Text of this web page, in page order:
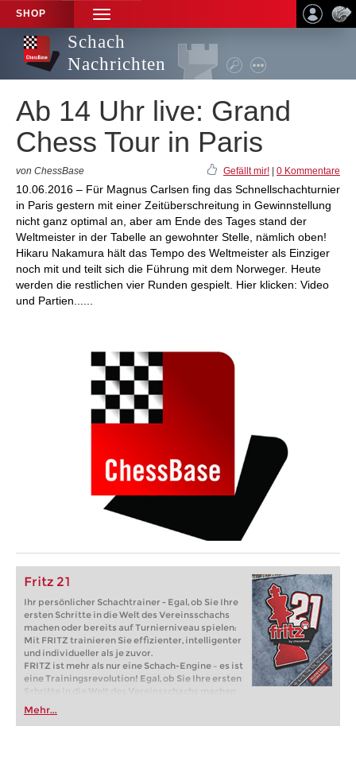
SHOP
TOGGLE
NAVIGATION
Schach
Nachrichten
Ab 14 Uhr live: Grand
Chess Tour in Paris
von ChessBase Gefällt mir! 0 Kommentare
10.06.2016 – Für Magnus Carlsen fing das Schnellschachturnier
in Paris gestern mit einer Zeitüberschreitung in Gewinnstellung
nicht ganz optimal an, aber am Ende des Tages stand der
Weltmeister in der Tabelle an gewohnter Stelle, nämlich oben!
Hikaru Nakamura hält das Tempo des Weltmeister als Einziger
noch mit und teilt sich die Führung mit dem Norweger. Heute
werden die restlichen vier Runden gespielt. Hier klicken: Video
und Partien......
Fritz 21
Ihr persönlicher Schachtrainer - Egal, ob Sie Ihre
ersten Schritte in die Welt des Vereinsschachs
machen oder bereits auf Turnierniveau spielen:
Mit FRITZ trainieren Sie effizienter, intelligenter
und individueller als je zuvor.
FRITZ ist mehr als nur eine Schach-Engine – es ist
eine Trainingsrevolution! Egal, ob Sie Ihre ersten
Schritte in die Welt des Vereinsschachs machen
oder bereits auf Turnierniveau spielen: Mit
FRITZ trainieren Sie effizienter, intelligenter und
individueller als je zuvor.
Mehr...